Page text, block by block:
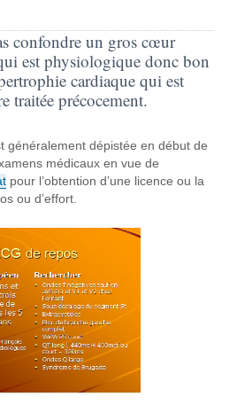
confondre un gros cœur
est physiologique donc bon
cardiaque qui est
traitée précocement.
généralement dépistée en début de
médicaux en vue de
pour l’obtention d’une licence ou la
ou d’effort.